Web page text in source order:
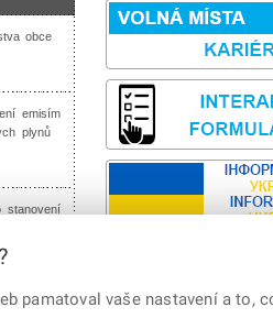
obce
emisím
plynů
stanovení
pamatoval vaše nastavení a to,